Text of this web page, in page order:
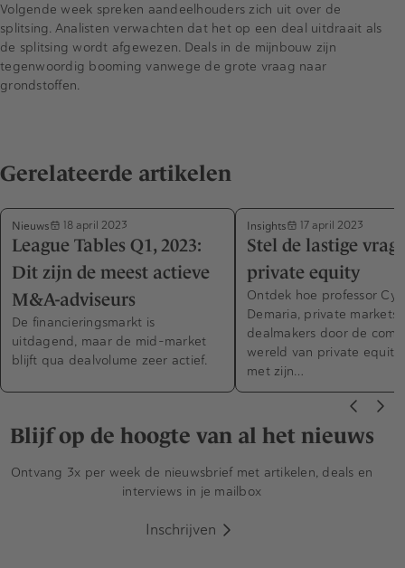
Volgende week spreken aandeelhouders zich uit over de
splitsing. Analisten verwachten dat het op een deal uitdraait als
de splitsing wordt afgewezen. Deals in de mijnbouw zijn
tegenwoordig booming vanwege de grote vraag naar
grondstoffen.
Gerelateerde artikelen
Nieuws 18 april 2023
League Tables Q1, 2023:
Dit zijn de meest actieve
M&A-adviseurs
De financieringsmarkt is
uitdagend, maar de mid-market
blijft qua dealvolume zeer actief.
Insights 17 april 2023
Stel de lastige
private equity
Ontdek hoe professor
Demaria, private markets
dealmakers door de
wereld van private equity
met zijn…
Blijf op de hoogte van al het nieuws
Ontvang 3x per week de nieuwsbrief met artikelen, deals en
interviews in je mailbox
Inschrijven